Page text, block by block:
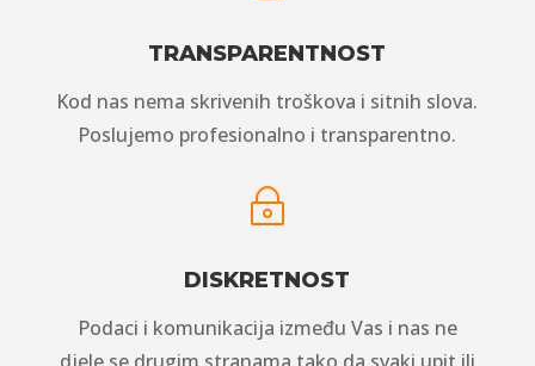
TRANSPARENTNOST
Kod nas nema skrivenih troškova i sitnih slova.
Poslujemo profesionalno i transparentno.
~
DISKRETNOST
Podaci i komunikacija između Vas i nas ne